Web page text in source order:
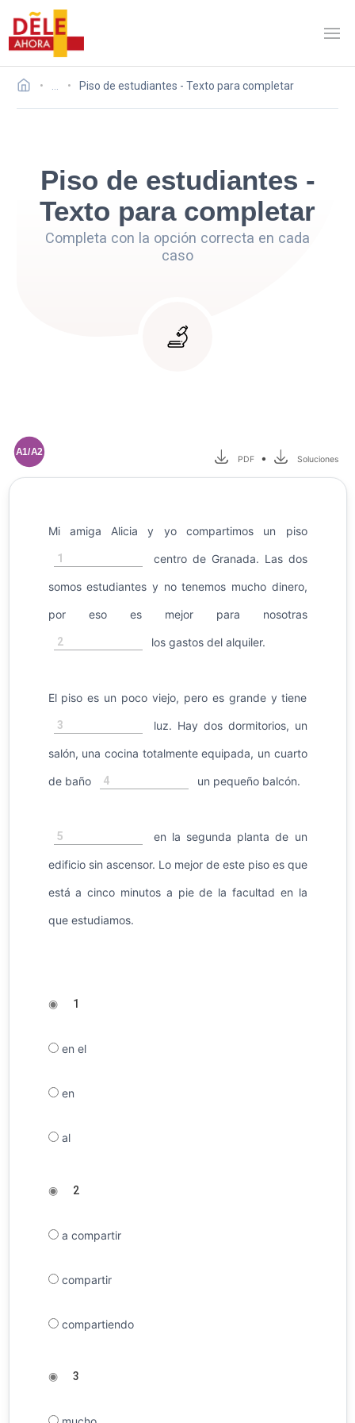
Piso de estudiantes - Texto para completar
Piso de estudiantes -
Texto para completar
Completa con la opción correcta en cada
caso
A1/A2
PDF • Soluciones
Mi amiga Alicia y yo compartimos un piso
1 centro de Granada. Las dos
somos estudiantes y no tenemos mucho dinero,
por eso es mejor para nosotras
2 los gastos del alquiler.
El piso es un poco viejo, pero es grande y tiene
3 luz. Hay dos dormitorios, un
salón, una cocina totalmente equipada, un cuarto
de baño 4 un pequeño balcón.
5 en la segunda planta de un
edificio sin ascensor. Lo mejor de este piso es que
está a cinco minutos a pie de la facultad en la
que estudiamos.
◉ 1
en el
en
al
◉ 2
a compartir
compartir
compartiendo
◉ 3